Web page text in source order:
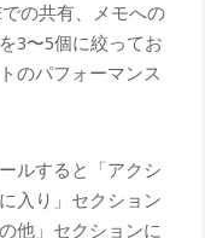
の共有、メモへの
3〜5個に絞ってお
のパフォーマンス
ルすると「アクシ
入り」セクション
他」セクションに